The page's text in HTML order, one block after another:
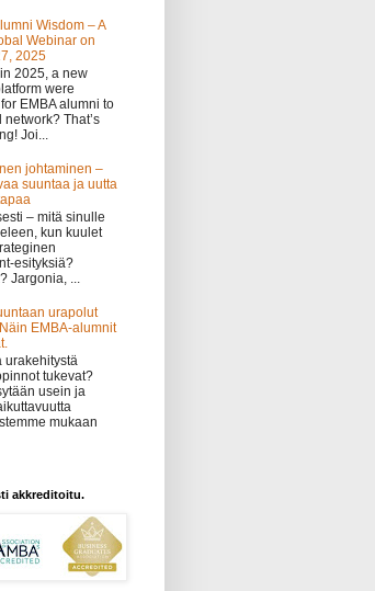
Wisdom – A
Webinar on
2025
2025, a new
were
EMBA alumni to
That’s
Joi...
johtaminen –
suuntaa ja uutta
– mitä sinulle
kun kuulet
esityksiä?
Jargonia, ...
urapolut
EMBA-alumnit
urakehitystä
tukevat?
usein ja
mukaan
akkreditoitu.